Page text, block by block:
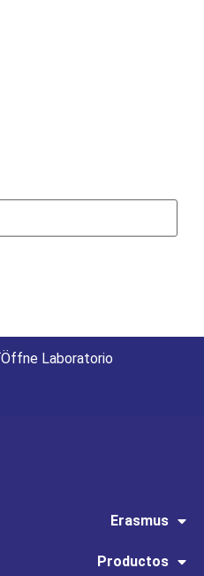
Öffne Laboratorio
Erasmus
Productos